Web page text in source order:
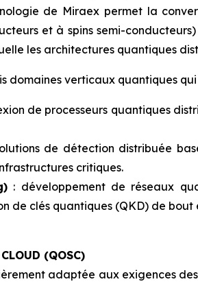
de Miraex permet la
et à spins semi-
les architectures quantiques
domaines verticaux quantiques
de processeurs quantiques
de détection distribuée
critiques.
: développement de réseaux
clés quantiques (QKD) de bout
(QOSC)
adaptée aux exigences